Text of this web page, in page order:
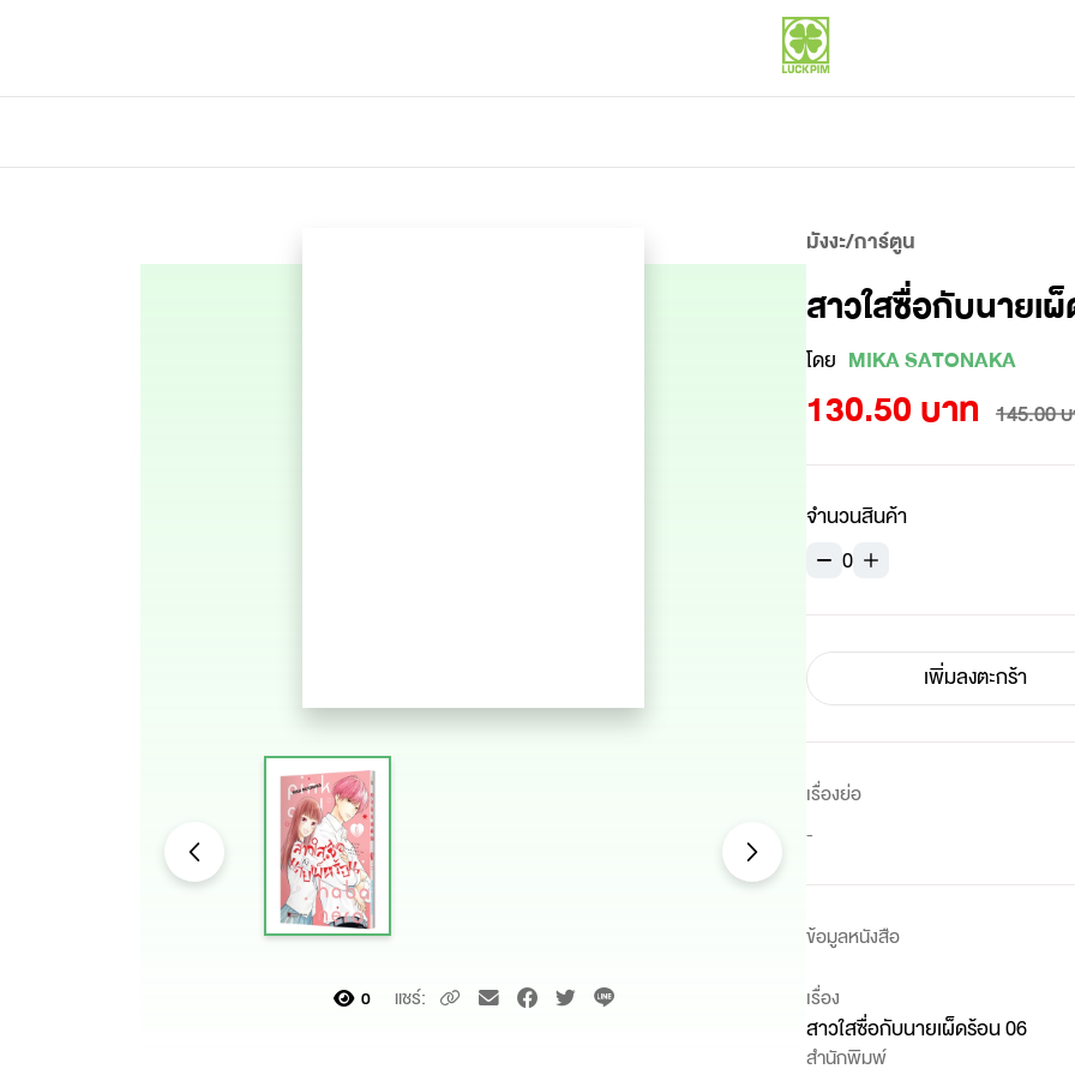
0 แชร์:
มังงะ/การ์ตูน
สาวใสซื่อกับนายเ
โดย MIKA SATONAKA
130.50 บาท 145.00
จำนวนสินค้า
0
เพิ่มลงตะกร้า
เรื่องย่อ
-
ข้อมูลหนังสือ
เรื่อง
สาวใสซื่อกับนายเผ็ดร้อน 06
สำนักพิมพ์